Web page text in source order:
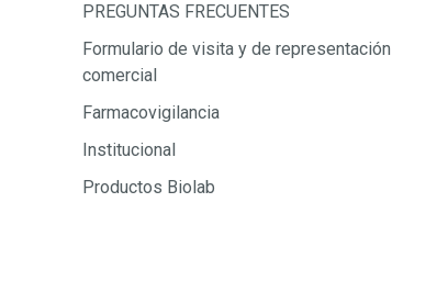
PREGUNTAS FRECUENTES
Formulario de visita y de representación
comercial
Farmacovigilancia
Institucional
Productos Biolab